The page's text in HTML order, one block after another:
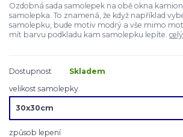
Ozdobná sada samolepek na obě okna
samolepka. To znamená, že když například
samolepku, bude motiv modrý a vše mimo
mít barvu podkladu kam samolepku lepíte.
Dostupnost
Skladem
velikost samolepky
způsob lepení